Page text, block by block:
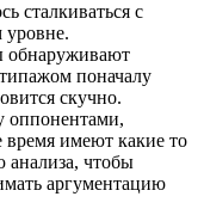
сталкиваться с
обнаруживают
поначалу
скучно.
оппонентами,
время имеют какие то
анализа, чтобы
аргументацию